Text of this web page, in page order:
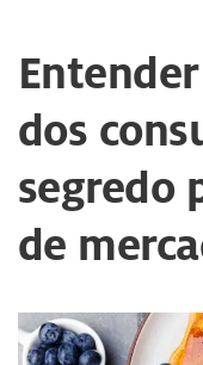
dos
segredo
de